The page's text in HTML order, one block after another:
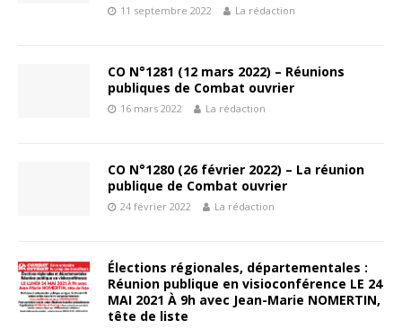
11 septembre 2022 La rédaction
CO N°1281 (12 mars 2022) – Réunions
publiques de Combat ouvrier
16 mars 2022 La rédaction
CO N°1280 (26 février 2022) – La réunion
publique de Combat ouvrier
24 février 2022 La rédaction
Élections régionales, départementales :
Réunion publique en visioconférence LE 24
MAI 2021 À 9h avec Jean-Marie NOMERTIN,
tête de liste